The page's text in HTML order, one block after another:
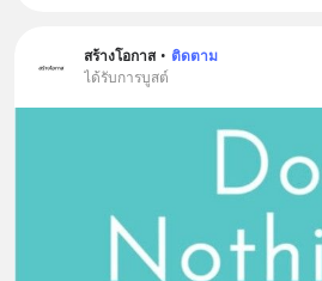
สร้างโอกาส • ติดตาม
ได้รับการบูสต์